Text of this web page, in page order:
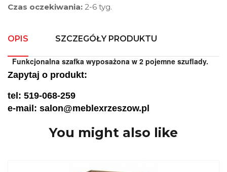
Czas oczekiwania: 2-6 tyg.
OPIS SZCZEGÓŁY PRODUKTU
Funkcjonalna szafka wyposażona w 2 pojemne szuflady.
Zapytaj o produkt:
tel: 519-068-259
e-mail: salon@meblexrzeszow.pl
You might also like